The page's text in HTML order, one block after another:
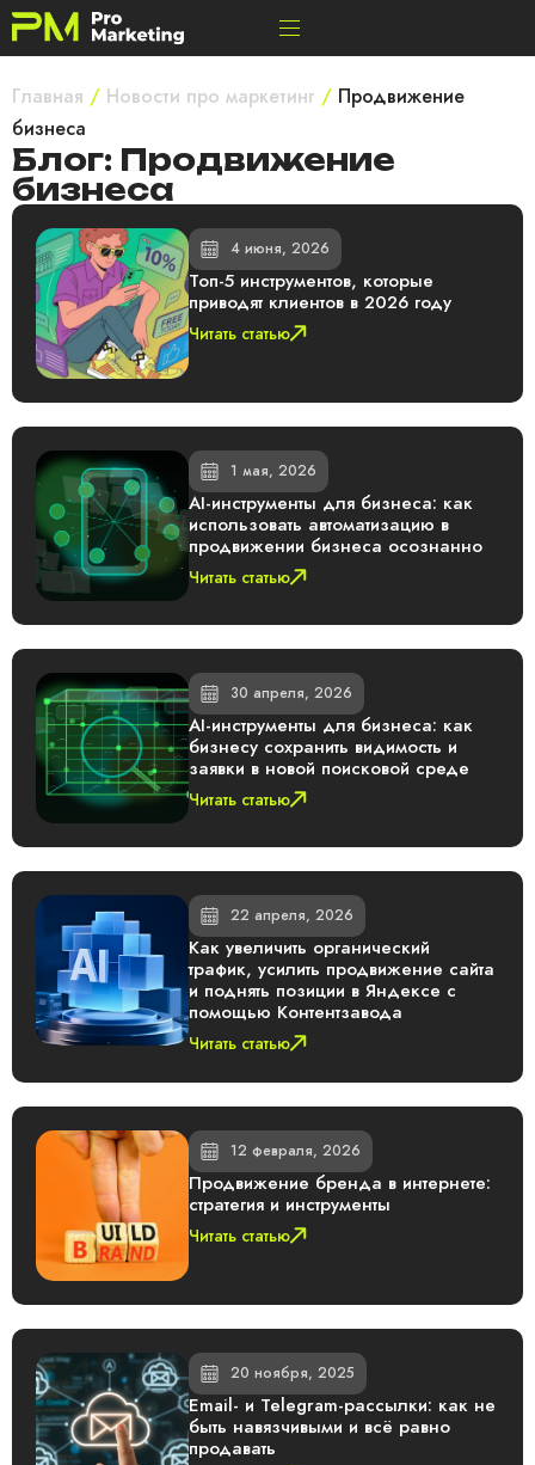
Главная / Новости про маркетинг / Продвижение
бизнеса
Блог: Продвижение
бизнеса
4 июня, 2026
Топ-5 инструментов, которые
приводят клиентов в 2026 году
Читать статью
1 мая, 2026
AI-инструменты для бизнеса: как
использовать автоматизацию в
продвижении бизнеса осознанно
Читать статью
30 апреля, 2026
AI-инструменты для бизнеса: как
бизнесу сохранить видимость и
заявки в новой поисковой среде
Читать статью
22 апреля, 2026
Как увеличить органический
трафик, усилить продвижение сайта
и поднять позиции в Яндексе с
помощью Контентзавода
Читать статью
12 февраля, 2026
Продвижение бренда в интернете:
стратегия и инструменты
Читать статью
20 ноября, 2025
Email- и Telegram-рассылки: как не
быть навязчивыми и всё равно
продавать